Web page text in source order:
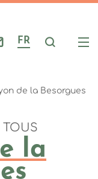
de
contacter
FR Je
de la Besorgues
TOUS
la